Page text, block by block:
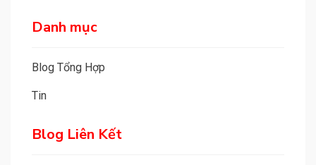
Danh mục
Blog Tổng Hợp
Tin
Blog Liên Kết